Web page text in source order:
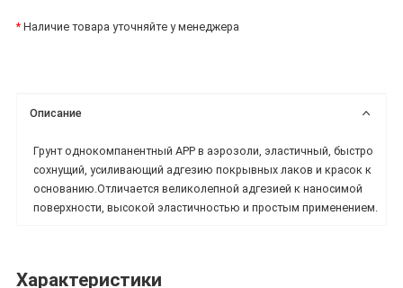
* Наличие товара уточняйте у менеджера
Описание
Грунт однокомпанентный APP в аэрозоли, эластичный, быстро
сохнущий, усиливающий адгезию покрывных лаков и красок к
основанию.Отличается великолепной адгезией к наносимой
поверхности, высокой эластичностью и простым применением.
Характеристики